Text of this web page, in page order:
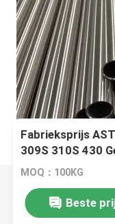
Fabrieksprijs
309S 310S 430
naadloze/
MOQ：100KG
Beste